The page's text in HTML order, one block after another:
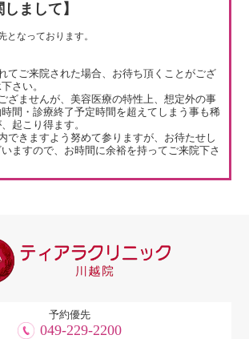
しまして】
となっております。
てご来院された場合、お待ち頂くことがござ
さい。
ざませんが、美容医療の特性上、想定外の事
間・診療終了予定時間を超えてしまう事も稀
起こり得ます。
できますよう努めて参りますが、お待たせし
ますので、お時間に余裕を持ってご来院下さ
予約優先
049-229-2200